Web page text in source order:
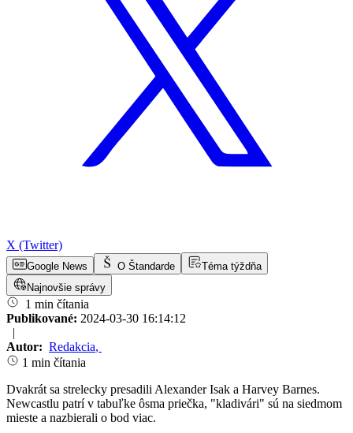
X (Twitter)
Google News O Štandarde
Téma týždňa
Najnovšie správy
1 min čítania
Publikované: 2024-03-30 16:14:12
|
Autor: Redakcia,
1 min čítania
Dvakrát sa strelecky presadili Alexander Isak a Harvey Barnes.
Newcastlu patrí v tabuľke ôsma priečka, "kladivári" sú na siedmom
mieste a nazbierali o bod viac.